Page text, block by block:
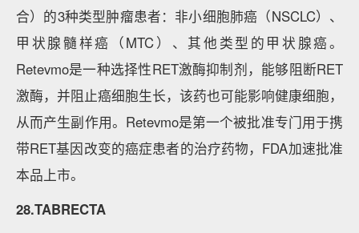
合）的3种类型肿瘤患者：非小细胞肺癌（NSCLC）、
甲状腺髓样癌（MTC）、其他类型的甲状腺癌。
Retevmo是一种选择性RET激酶抑制剂，能够阻断RET
激酶，并阻止癌细胞生长，该药也可能影响健康细胞，
从而产生副作用。Retevmo是第一个被批准专门用于携
带RET基因改变的癌症患者的治疗药物，FDA加速批准
本品上市。
28.TABRECTA